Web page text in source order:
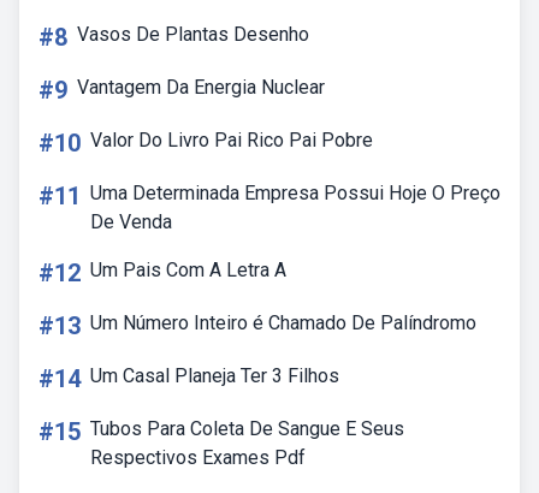
#8 Vasos De Plantas Desenho
#9 Vantagem Da Energia Nuclear
#10 Valor Do Livro Pai Rico Pai Pobre
#11 Uma Determinada Empresa Possui Hoje O Preço
De Venda
#12 Um Pais Com A Letra A
#13 Um Número Inteiro é Chamado De Palíndromo
#14 Um Casal Planeja Ter 3 Filhos
#15 Tubos Para Coleta De Sangue E Seus
Respectivos Exames Pdf